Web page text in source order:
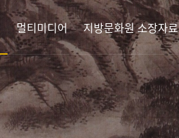
멀티미디어 지방문화원 소장자료